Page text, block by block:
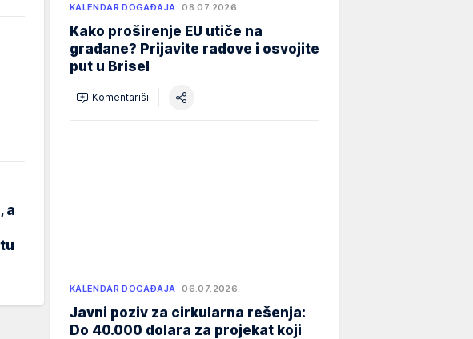
a
KALENDAR DOGAĐAJA 08.07.2026.
Kako proširenje EU utiče na
građane? Prijavite radove i osvojite
put u Brisel
Komentariši
KALENDAR DOGAĐAJA 06.07.2026.
Javni poziv za cirkularna rešenja:
Do 40.000 dolara za projekat koji